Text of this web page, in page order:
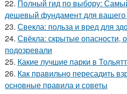
22. Полный гид по выбору:
дешевый фундамент для
23. Свекла: польза и вред для
24. Свёкла: скрытые опасности,
подозревали
25. Какие лучшие парки в
26. Как правильно пересадить
основные правила и советы